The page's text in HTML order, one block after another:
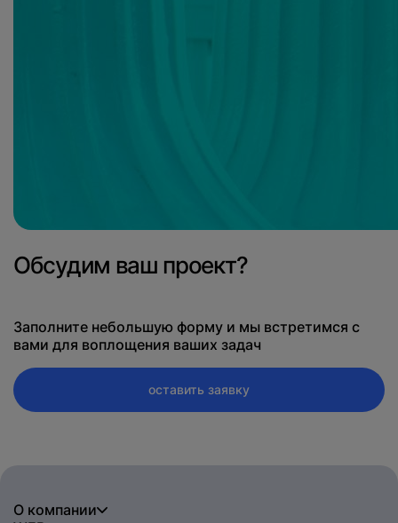
Обсудим ваш проект?
Заполните небольшую форму и мы встретимся с
вами для воплощения ваших задач
оставить заявку
О компании